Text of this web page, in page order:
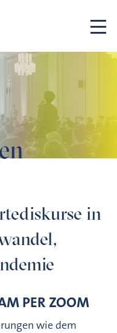
in
PER ZOOM
wie dem